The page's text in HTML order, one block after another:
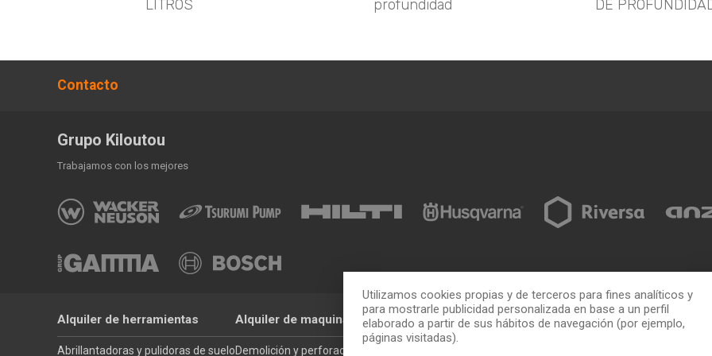
LITROS profundidad DE
Contacto
Grupo Kiloutou
Trabajamos con los mejores
Alquiler de herramientas
Abrillantadoras y pulidoras de suelo
Alquiler de maquinaria
Demolición y perforación
Cómo alquilar ToolQuick
Utilizamos cookies propias y de terceros para fines analíticos y
para mostrarle publicidad personalizada en base a un perfil
elaborado a partir de sus hábitos de navegación (por ejemplo,
páginas visitadas).